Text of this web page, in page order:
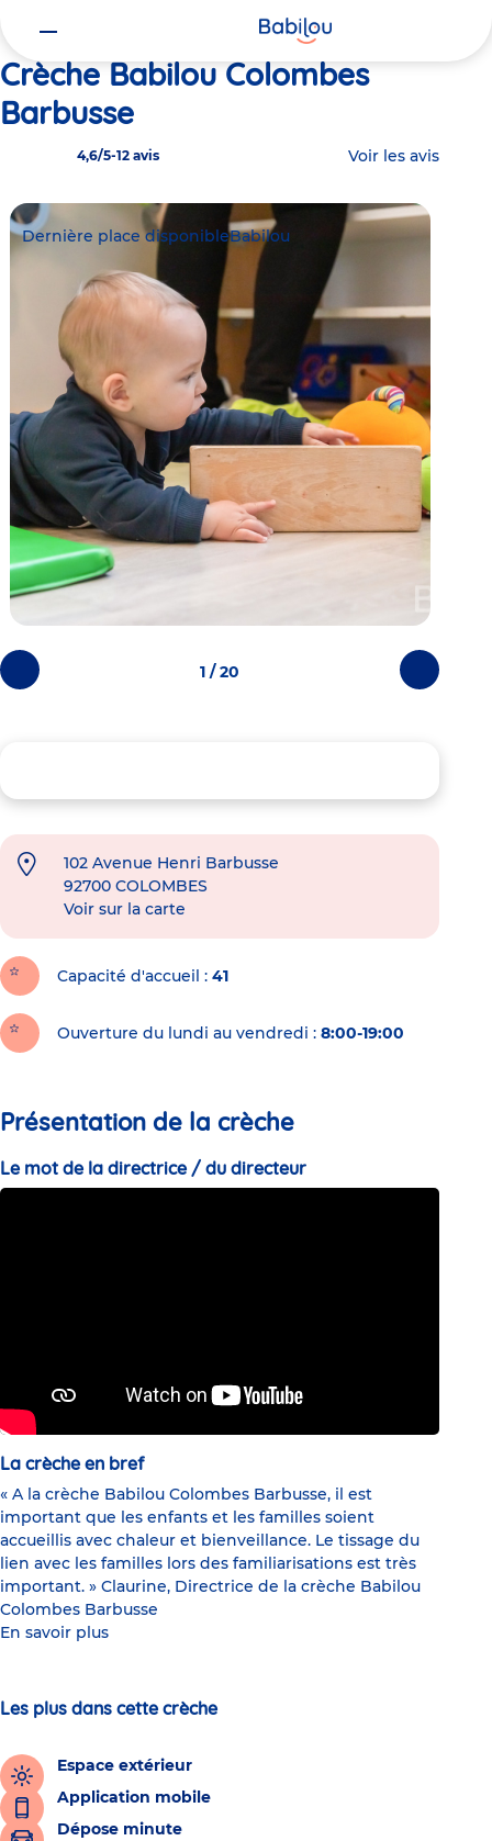
Crèche Babilou Colombes
Barbusse
4,6/5-12 avis Voir les avis
Photos
précédentes
Photos
suivantes
Dernière place disponibleBabilou
1 / 20
102 Avenue Henri Barbusse
92700 COLOMBES
Voir sur la carte
Capacité d'accueil 41
Ouverture du lundi au vendredi : 8:00-19:00
Présentation de la crèche
Le mot de la directrice / du directeur
La crèche en bref
« A la crèche Babilou Colombes Barbusse, il est
important que les enfants et les familles soient
accueillis avec chaleur et bienveillance. Le tissage du
lien avec les familles lors des familiarisations est très
important. » Claurine, Directrice de la crèche Babilou
Colombes Barbusse
En savoir plus
Les plus dans cette crèche
Espace extérieur
Application mobile
Dépose minute